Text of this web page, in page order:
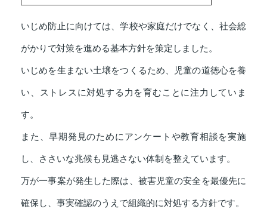
いじめ防止に向けては、学校や家庭だけでなく、社会総
がかりで対策を進める基本方針を策定しました。
いじめを生まない土壌をつくるため、児童の道徳心を養
い、ストレスに対処する力を育むことに注力していま
す。
また、早期発見のためにアンケートや教育相談を実施
し、ささいな兆候も見逃さない体制を整えています。
万が一事案が発生した際は、被害児童の安全を最優先に
確保し、事実確認のうえで組織的に対処する方針です。